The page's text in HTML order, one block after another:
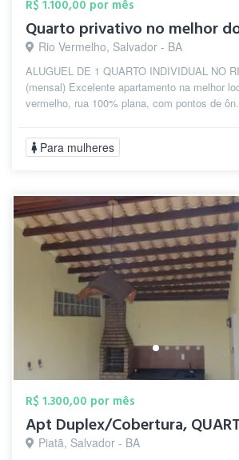
R$ 1.100,00 por mês
Quarto privativo no melhor
Rio Vermelho, Salvador - BA
ALUGUEL DE 1 QUARTO INDIVIDUAL NO
(mensal) Excelente apartamento na melhor
vermelho, rua 100% plana, com pontos de
Para mulheres
R$ 1.300,00 por mês
Apt Duplex/Cobertura,
Piatã, Salvador - BA